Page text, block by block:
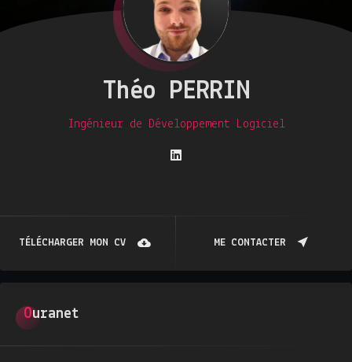
Théo PERRIN
Ingénieur de Développement Logiciel
TÉLÉCHARGER MON CV ME CONTACTER
Ouranet